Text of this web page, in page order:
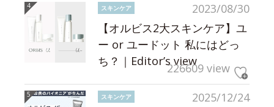
2023/08/30
スキンケア
【オルビス2大スキンケア】ユ
ー or ユードット 私にはどっ
ち？｜Editor’s view226609 view
2025/12/24
スキンケア